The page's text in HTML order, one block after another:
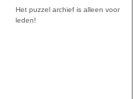
Het puzzel archief is alleen voor
leden!